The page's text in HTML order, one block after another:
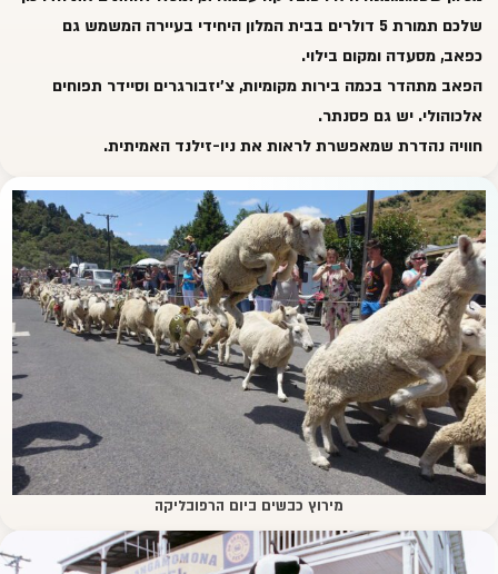
שלכם תמורת 5 דולרים בבית המלון היחידי בעיירה המשמש גם
כפאב, מסעדה ומקום בילוי.
הפאב מתהדר בכמה בירות מקומיות, צ'יזבורגרים וסיידר תפוחים
אלכוהולי. יש גם פסנתר.
חוויה נהדרת שמאפשרת לראות את ניו-זילנד האמיתית.
מירוץ כבשים ביום הרפובליקה